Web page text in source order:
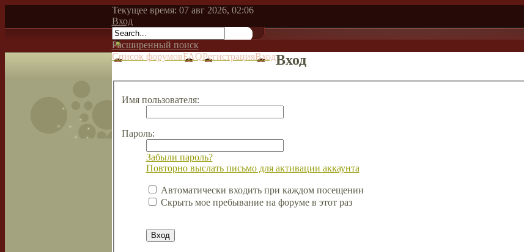
Текущее время: 07 авг 2026, 02:06
Вход
Расширенный поиск
Список форумовFAQРегистрацияВходВход
Имя пользователя:
Пароль:
Забыли пароль?
Повторно выслать письмо для активации аккаунта
Автоматически входить при каждом посещении
Скрыть мое пребывание на форуме в этот раз